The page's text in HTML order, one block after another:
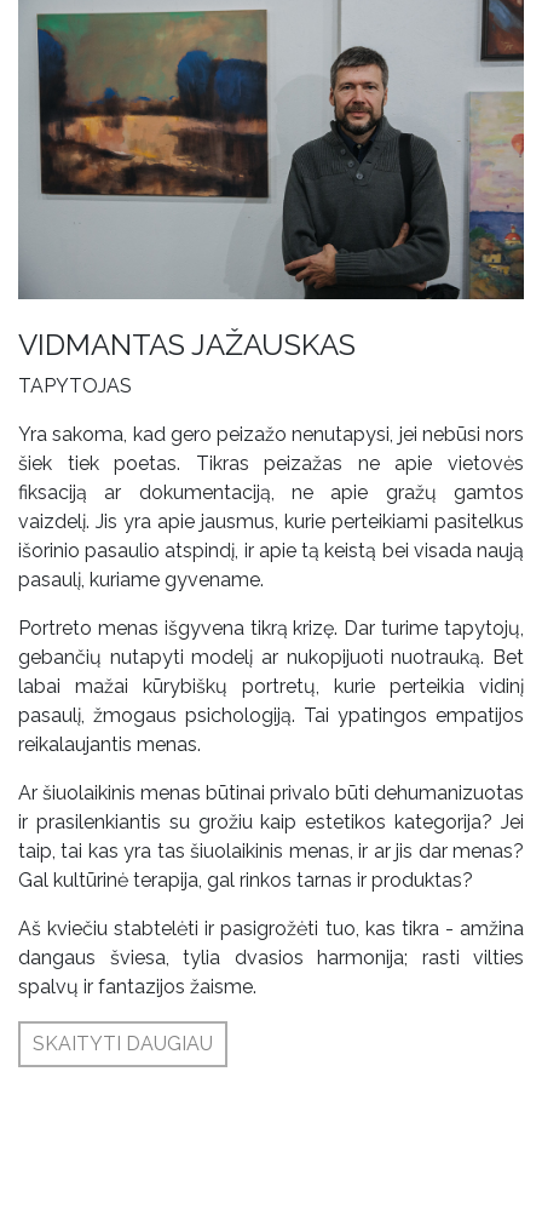
VIDMANTAS JAŽAUSKAS
TAPYTOJAS
Yra sakoma, kad gero peizažo nenutapysi, jei nebūsi nors
šiek tiek poetas. Tikras peizažas ne apie vietovės
fiksaciją ar dokumentaciją, ne apie gražų gamtos
vaizdelį. Jis yra apie jausmus, kurie perteikiami pasitelkus
išorinio pasaulio atspindį, ir apie tą keistą bei visada naują
pasaulį, kuriame gyvename.
Portreto menas išgyvena tikrą krizę. Dar turime tapytojų,
gebančių nutapyti modelį ar nukopijuoti nuotrauką. Bet
labai mažai kūrybiškų portretų, kurie perteikia vidinį
pasaulį, žmogaus psichologiją. Tai ypatingos empatijos
reikalaujantis menas.
Ar šiuolaikinis menas būtinai privalo būti dehumanizuotas
ir prasilenkiantis su grožiu kaip estetikos kategorija? Jei
taip, tai kas yra tas šiuolaikinis menas, ir ar jis dar menas?
Gal kultūrinė terapija, gal rinkos tarnas ir produktas?
Aš kviečiu stabtelėti ir pasigrožėti tuo, kas tikra - amžina
dangaus šviesa, tylia dvasios harmonija; rasti vilties
spalvų ir fantazijos žaisme.
SKAITYTI DAUGIAU